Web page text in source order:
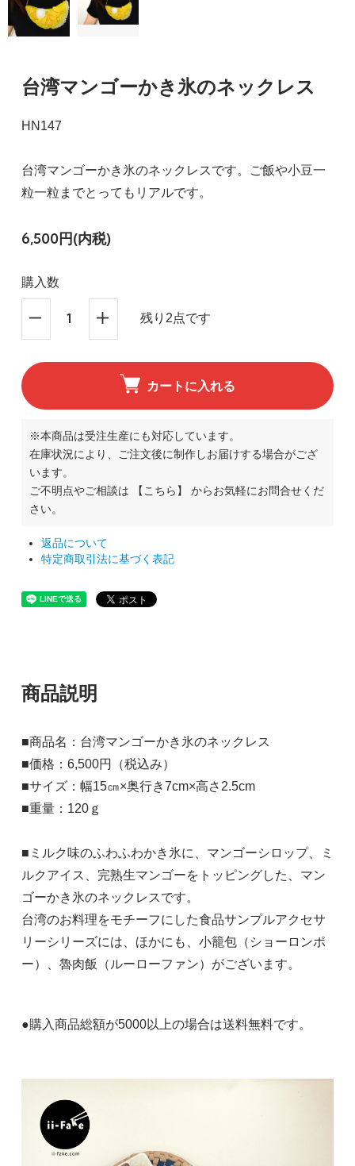
台湾マンゴーかき氷のネックレス
HN147
台湾マンゴーかき氷のネックレスです。ご飯や小豆一
粒一粒までとってもリアルです。
6,500円(内税)
購入数
残り2点です
カートに入れる
※本商品は受注生産にも対応しています。
在庫状況により、ご注文後に制作しお届けする場合がござ
います。
ご不明点やご相談は
【こちら】
からお気軽にお問合せくだ
さい。
返品について
特定商取引法に基づく表記
商品説明
■商品名：台湾マンゴーかき氷のネックレス
■価格：6,500円（税込み）
■サイズ：幅15㎝×奥行き7cm×高さ2.5cm
■重量：120ｇ
■ミルク味のふわふわかき氷に、マンゴーシロップ、ミ
ルクアイス、完熟生マンゴーをトッピングした、マン
ゴーかき氷のネックレスです。
台湾のお料理をモチーフにした食品サンプルアクセサ
リーシリーズには、ほかにも、小籠包（ショーロンポ
ー）、魯肉飯（ルーローファン）がございます。
●購入商品総額が5000以上の場合は送料無料です。